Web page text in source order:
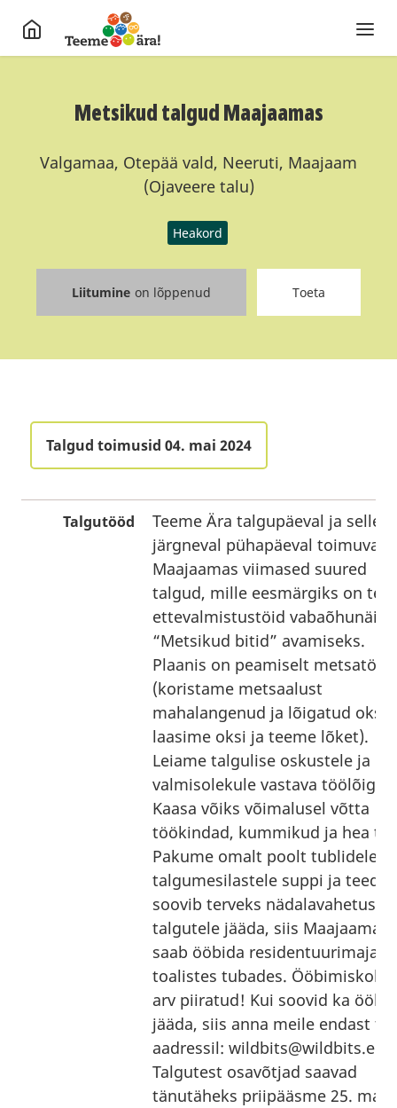
Metsikud talgud Maajaamas
Valgamaa, Otepää vald, Neeruti, Maajaam
(Ojaveere talu)
Heakord
Liitumine on lõppenud Toeta
Talgud toimusid 04. mai 2024
Talgutööd
Teeme Ära talgupäeval ja sellele
järgneval pühapäeval toimuvad
Maajaamas viimased suured
talgud, mille eesmärgiks on
ettevalmistustöid
“Metsikud bitid” avamiseks.
Plaanis on peamiselt metsatööd
(koristame metsaalust
mahalangenud ja lõigatud
laasime oksi ja teeme lõket).
Leiame talgulise oskustele ja
valmisolekule vastava töölõigu.
Kaasa võiks võimalusel võtta
töökindad, kummikud ja hea
Pakume omalt poolt tublidele
talgumesilastele suppi ja teed!
soovib terveks
talgutele jääda, siis Maajaamas
saab ööbida residentuurimaja 2-
toalistes tubades.
arv piiratud! Kui soovid ka
jääda, siis anna meile endast
aadressil: wildbits@wildbits.ee
Talgutest osavõtjad saavad
tänutäheks priipääsme 25. mail